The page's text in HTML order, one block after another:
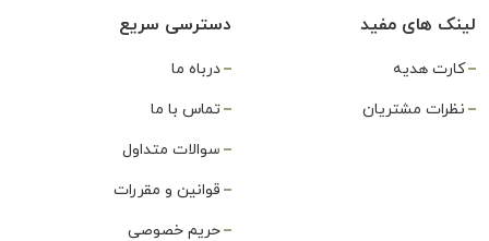
لینک های مفید
کارت هدیه
نظرات مشتریان
دسترسی سریع
درباه ما
تماس با ما
سوالات متداول
قوانین و مقررات
حریم خصوصی